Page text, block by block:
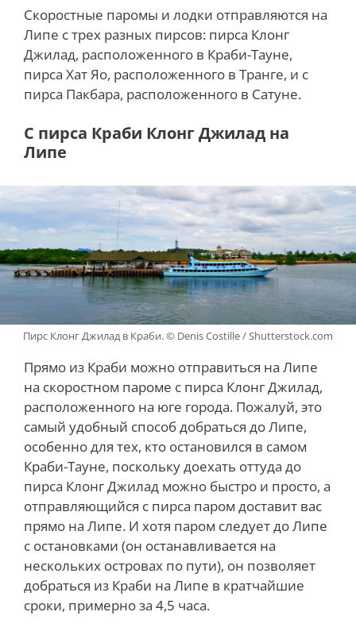
Скоростные паромы и лодки отправляются на
Липе с трех разных пирсов: пирса Клонг
Джилад, расположенного в Краби-Тауне,
пирса Хат Яо, расположенного в Транге, и с
пирса Пакбара, расположенного в Сатуне.
С пирса Краби Клонг Джилад на
Липе
Пирс Клонг Джилад в Краби. © Denis Costille / Shutterstock.com
Прямо из Краби можно отправиться на Липе
на скоростном пароме с пирса Клонг Джилад,
расположенного на юге города. Пожалуй, это
самый удобный способ добраться до Липе,
особенно для тех, кто остановился в самом
Краби-Тауне, поскольку доехать оттуда до
пирса Клонг Джилад можно быстро и просто, а
отправляющийся с пирса паром доставит вас
прямо на Липе. И хотя паром следует до Липе
с остановками (он останавливается на
нескольких островах по пути), он позволяет
добраться из Краби на Липе в кратчайшие
сроки, примерно за 4,5 часа.